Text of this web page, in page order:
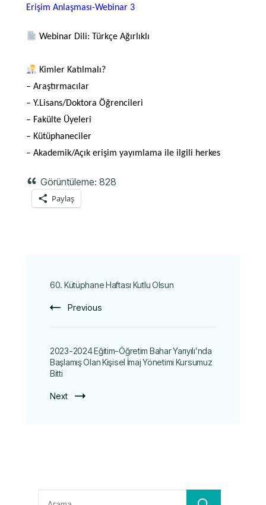
Erişim Anlaşması-Webinar 3
Webinar Dili: Türkçe Ağırlıklı
Kimler Katılmalı?
– Araştırmacılar
– Y.Lisans/Doktora Öğrencileri
– Fakülte Üyeleri
– Kütüphaneciler
– Akademik/Açık erişim yayımlama ile ilgili herkes
Görüntüleme: 828
Paylaş
60. Kütüphane Haftası Kutlu Olsun
Previous
2023-2024 Eğitim-Öğretim Bahar Yarıyılı’nda
Başlamış Olan Kişisel İmaj Yönetimi Kursumuz
Bitti
Next